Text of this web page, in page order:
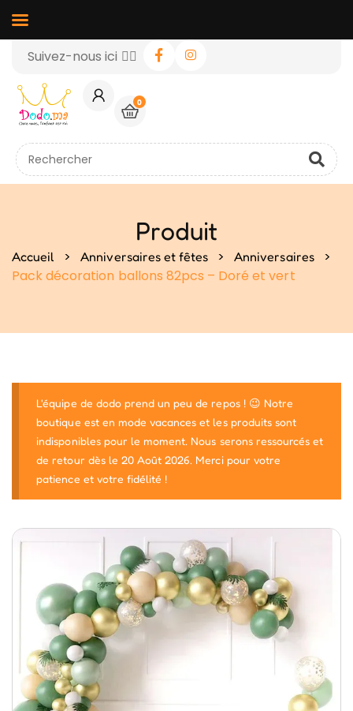
Suivez-nous ici 👉🏻
0
Produit
Accueil > Anniversaires et fêtes > Anniversaires
>
Pack décoration ballons 82pcs – Doré et vert
L'équipe de dodo prend un peu de repos ! 😉 Notre
boutique est en mode vacances et les produits sont
indisponibles pour le moment. Nous serons ressourcés et
de retour dès le 20 Août 2026. Merci pour votre
patience et votre fidélité !